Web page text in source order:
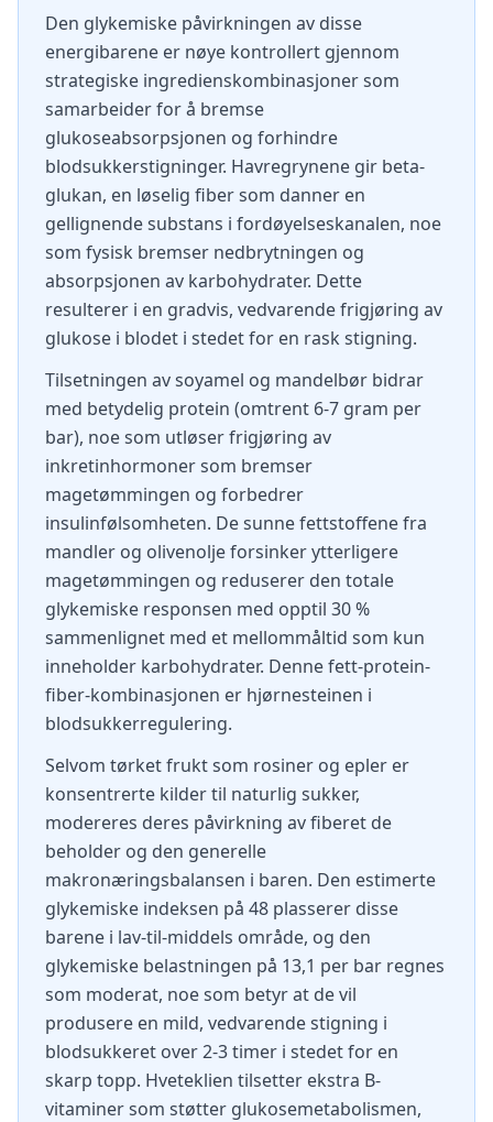
Den glykemiske påvirkningen av disse
energibarene er nøye kontrollert gjennom
strategiske ingredienskombinasjoner som
samarbeider for å bremse
glukoseabsorpsjonen og forhindre
blodsukkerstigninger. Havregrynene gir beta-
glukan, en løselig fiber som danner en
gellignende substans i fordøyelseskanalen, noe
som fysisk bremser nedbrytningen og
absorpsjonen av karbohydrater. Dette
resulterer i en gradvis, vedvarende frigjøring av
glukose i blodet i stedet for en rask stigning.
Tilsetningen av soyamel og mandelbør bidrar
med betydelig protein (omtrent 6-7 gram per
bar), noe som utløser frigjøring av
inkretinhormoner som bremser
magetømmingen og forbedrer
insulinfølsomheten. De sunne fettstoffene fra
mandler og olivenolje forsinker ytterligere
magetømmingen og reduserer den totale
glykemiske responsen med opptil 30 %
sammenlignet med et mellommåltid som kun
inneholder karbohydrater. Denne fett-protein-
fiber-kombinasjonen er hjørnesteinen i
blodsukkerregulering.
Selvom tørket frukt som rosiner og epler er
konsentrerte kilder til naturlig sukker,
modereres deres påvirkning av fiberet de
beholder og den generelle
makronæringsbalansen i baren. Den estimerte
glykemiske indeksen på 48 plasserer disse
barene i lav-til-middels område, og den
glykemiske belastningen på 13,1 per bar regnes
som moderat, noe som betyr at de vil
produsere en mild, vedvarende stigning i
blodsukkeret over 2-3 timer i stedet for en
skarp topp. Hveteklien tilsetter ekstra B-
vitaminer som støtter glukosemetabolismen,